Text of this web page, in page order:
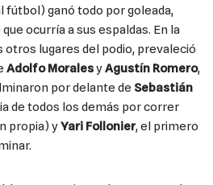
fútbol) ganó todo por goleada,
ocurría a sus espaldas. En la
lugares del podio, prevaleció
Adolfo MoralesyAgustín Romero,
por delante de Sebastián
de todos los demás por correr
propia) yYari Follonier, el primero